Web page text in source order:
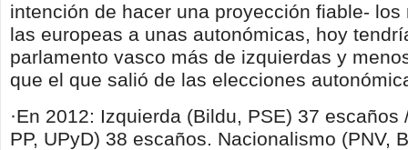
intención de hacer una proyección fiable- los
las europeas a unas autonómicas, hoy
parlamento vasco más de izquierdas y
que el que salió de las elecciones
·En 2012: Izquierda (Bildu, PSE) 37 escaños
PP, UPyD) 38 escaños. Nacionalismo (PNV,